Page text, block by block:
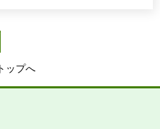
ップへ